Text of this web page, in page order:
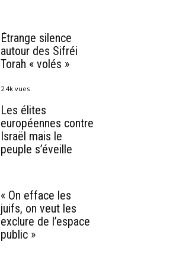
Étrange silence
autour des Sifréi
Torah « volés »
2.4k vues
Les élites
européennes contre
Israël mais le
peuple s’éveille
« On efface les
juifs, on veut les
exclure de l’espace
public »